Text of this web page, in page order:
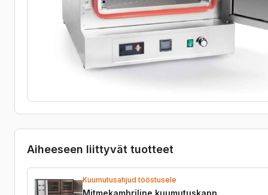
Aiheeseen liittyvät tuotteet
Kuumutusahjud tööstusele